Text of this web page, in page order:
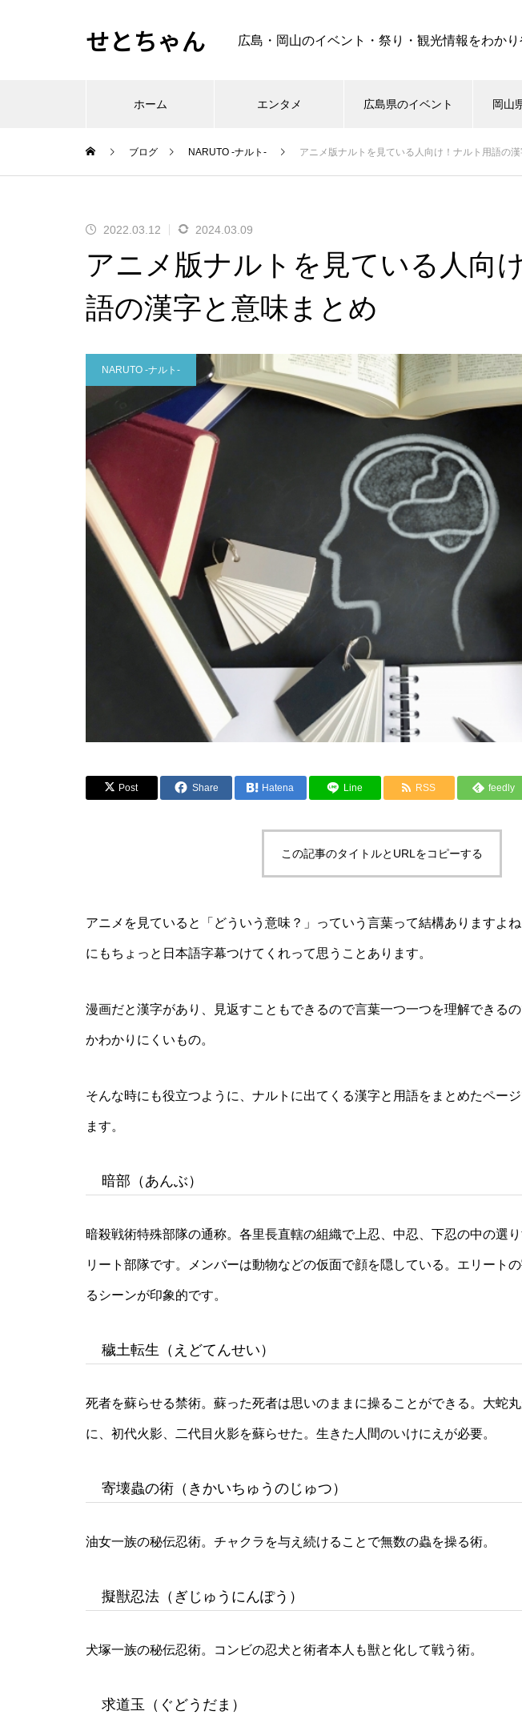
せとちゃん 広島・岡山のイベント・祭り・観光情報をわか
ホーム エンタメ 広島県のイベント 岡山
ブログ NARUTO -ナルト- アニメ版ナルトを見ている人向け！ナルト用語の
2022.03.12 2024.03.09
アニメ版ナルトを見ている人向
語の漢字と意味まとめ
NARUTO -ナルト-
Post Share Hatena Line RSS feedly
この記事のタイトルとURLをコピーする
アニメを見ていると「どういう意味？」っていう言葉って結構ありますよ
にもちょっと日本語字幕つけてくれって思うことあります。
漫画だと漢字があり、見返すこともできるので言葉一つ一つを理解できる
かわかりにくいもの。
そんな時にも役立つように、ナルトに出てくる漢字と用語をまとめたペー
ます。
暗部（あんぶ）
暗殺戦術特殊部隊の通称。各里長直轄の組織で上忍、中忍、下忍の中の選
リート部隊です。メンバーは動物などの仮面で顔を隠している。エリート
るシーンが印象的です。
穢土転生（えどてんせい）
死者を蘇らせる禁術。蘇った死者は思いのままに操ることができる。大蛇
に、初代火影、二代目火影を蘇らせた。生きた人間のいけにえが必要。
寄壊蟲の術（きかいちゅうのじゅつ）
油女一族の秘伝忍術。チャクラを与え続けることで無数の蟲を操る術。
擬獣忍法（ぎじゅうにんぽう）
犬塚一族の秘伝忍術。コンビの忍犬と術者本人も獣と化して戦う術。
求道玉（ぐどうだま）